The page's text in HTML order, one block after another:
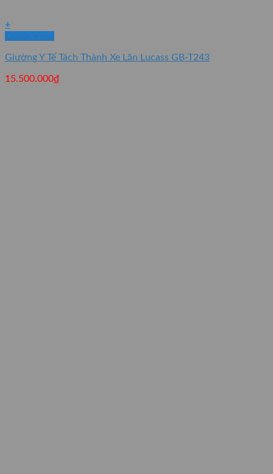
+
Quick View
Giường Y Tế Tách Thành Xe Lăn Lucass GB-T243
15.500.000₫